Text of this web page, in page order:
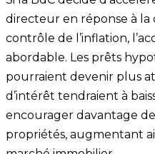
directeur en réponse à la
contrôle de l’inflation,
abordable. Les prêts
pourraient devenir plus
d’intérêt tendraient à
encourager davantage
propriétés, augmentant